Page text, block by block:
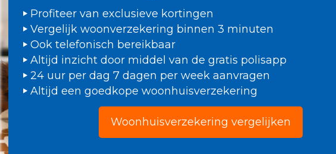
Profiteer van exclusieve kortingen
Vergelijk woonverzekering binnen 3 minuten
Ook telefonisch bereikbaar
Altijd inzicht door middel van de gratis polisapp
24 uur per dag 7 dagen per week aanvragen
Altijd een goedkope woonhuisverzekering
Woonhuisverzekering vergelijken